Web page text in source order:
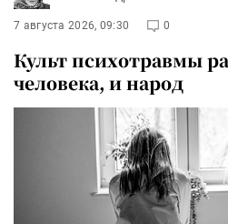
7 августа 2026, 09:30 0
Культ психотравмы
человека, и народ